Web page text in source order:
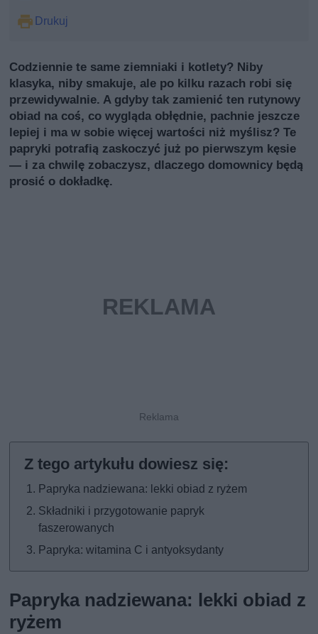
Drukuj
Codziennie te same ziemniaki i kotlety? Niby
klasyka, niby smakuje, ale po kilku razach robi się
przewidywalnie. A gdyby tak zamienić ten rutynowy
obiad na coś, co wygląda obłędnie, pachnie jeszcze
lepiej i ma w sobie więcej wartości niż myślisz? Te
papryki potrafią zaskoczyć już po pierwszym kęsie
— i za chwilę zobaczysz, dlaczego domownicy będą
prosić o dokładkę.
Papryka nadziewana: lekki obiad z ryżem
Składniki i przygotowanie papryk
faszerowanych
Papryka: witamina C i antyoksydanty
Papryka nadziewana: lekki obiad z
ryżem